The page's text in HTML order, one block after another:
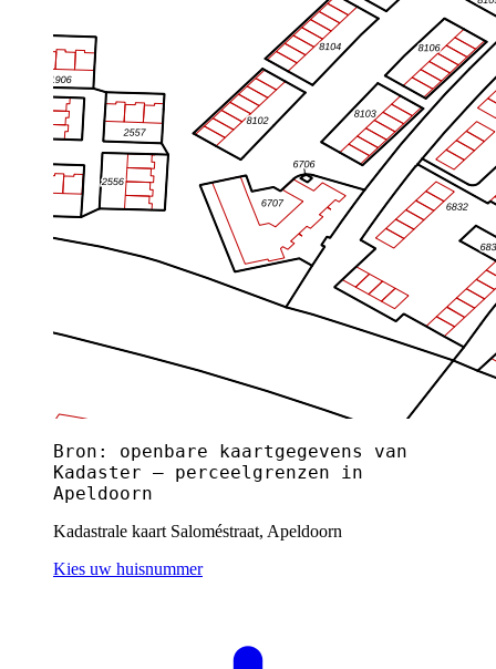
Bron: openbare kaartgegevens van
Kadaster — perceelgrenzen in
Apeldoorn
Kadastrale kaart Saloméstraat, Apeldoorn
Kies uw huisnummer